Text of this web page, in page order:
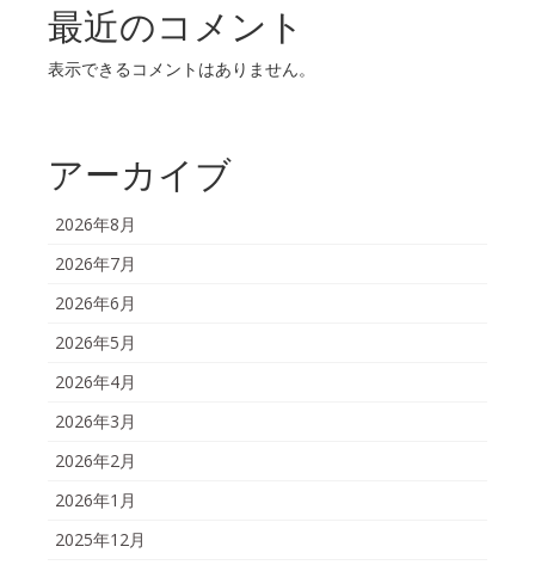
最近のコメント
表示できるコメントはありません。
アーカイブ
2026年8月
2026年7月
2026年6月
2026年5月
2026年4月
2026年3月
2026年2月
2026年1月
2025年12月